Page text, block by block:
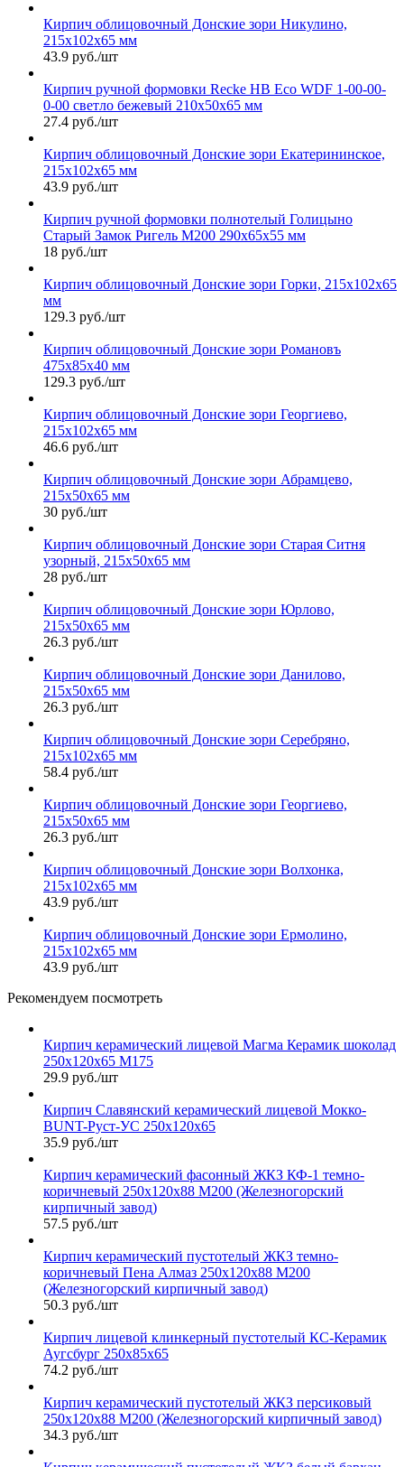
Кирпич облицовочный Донские зори Никулино,
215х102х65 мм
43.9 руб./шт
Кирпич ручной формовки Recke HB Eco WDF 1-00-00-
0-00 светло бежевый 210х50х65 мм
27.4 руб./шт
Кирпич облицовочный Донские зори Екатерининское,
215х102х65 мм
43.9 руб./шт
Кирпич ручной формовки полнотелый Голицыно
Старый Замок Ригель М200 290х65х55 мм
18 руб./шт
Кирпич облицовочный Донские зори Горки, 215х102х65
мм
129.3 руб./шт
Кирпич облицовочный Донские зори Романовъ
475х85х40 мм
129.3 руб./шт
Кирпич облицовочный Донские зори Георгиево,
215х102х65 мм
46.6 руб./шт
Кирпич облицовочный Донские зори Абрамцево,
215х50х65 мм
30 руб./шт
Кирпич облицовочный Донские зори Старая Ситня
узорный, 215х50х65 мм
28 руб./шт
Кирпич облицовочный Донские зори Юрлово,
215х50х65 мм
26.3 руб./шт
Кирпич облицовочный Донские зори Данилово,
215х50х65 мм
26.3 руб./шт
Кирпич облицовочный Донские зори Серебряно,
215х102х65 мм
58.4 руб./шт
Кирпич облицовочный Донские зори Георгиево,
215х50х65 мм
26.3 руб./шт
Кирпич облицовочный Донские зори Волхонка,
215х102х65 мм
43.9 руб./шт
Кирпич облицовочный Донские зори Ермолино,
215х102х65 мм
43.9 руб./шт
Рекомендуем посмотреть
Кирпич керамический лицевой Магма Керамик шоколад
250х120х65 М175
29.9 руб./шт
Кирпич Славянский керамический лицевой Мокко-
BUNT-Руст-УС 250х120х65
35.9 руб./шт
Кирпич керамический фасонный ЖКЗ КФ-1 темно-
коричневый 250х120х88 М200 (Железногорский
кирпичный завод)
57.5 руб./шт
Кирпич керамический пустотелый ЖКЗ темно-
коричневый Пена Алмаз 250х120х88 М200
(Железногорский кирпичный завод)
50.3 руб./шт
Кирпич лицевой клинкерный пустотелый КС-Керамик
Аугсбург 250х85х65
74.2 руб./шт
Кирпич керамический пустотелый ЖКЗ персиковый
250х120х88 М200 (Железногорский кирпичный завод)
34.3 руб./шт